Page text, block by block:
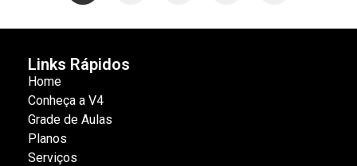
Links Rápidos
Home
Conheça a V4
Grade de Aulas
Planos
Serviços